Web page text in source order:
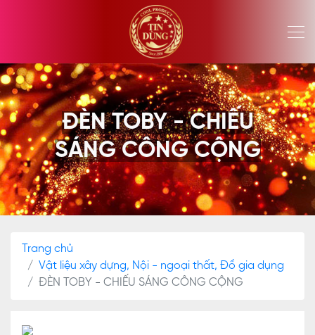
ĐÈN TOBY - CHIẾU
SÁNG CÔNG CỘNG
Trang chủ
Vật liệu xây dựng, Nội - ngoại thất, Đồ gia dụng
ĐÈN TOBY - CHIẾU SÁNG CÔNG CỘNG